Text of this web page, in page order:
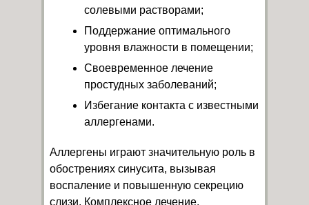
солевыми растворами;
Поддержание оптимального
уровня влажности в помещении;
Своевременное лечение
простудных заболеваний;
Избегание контакта с известными
аллергенами.
Аллергены играют значительную роль в
обострениях синусита, вызывая
воспаление и повышенную секрецию
слизи. Комплексное лечение,